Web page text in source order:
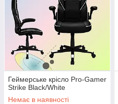
Геймерське крісло Pro-Gamer
Strike Black/White
Немає в наявності